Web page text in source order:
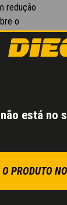
está no
PRODUTO
redução
o
agilidade
de